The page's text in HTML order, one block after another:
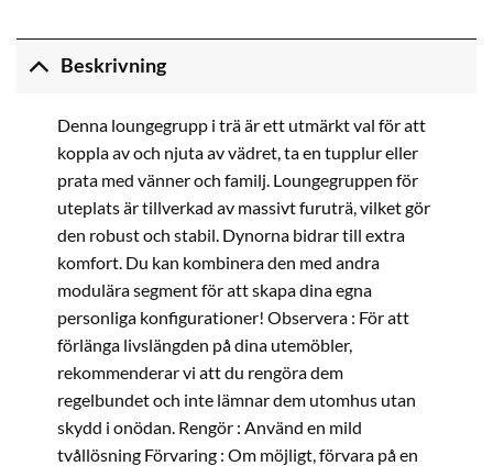
Beskrivning
Denna loungegrupp i trä är ett utmärkt val för att
koppla av och njuta av vädret, ta en tupplur eller
prata med vänner och familj. Loungegruppen för
uteplats är tillverkad av massivt furuträ, vilket gör
den robust och stabil. Dynorna bidrar till extra
komfort. Du kan kombinera den med andra
modulära segment för att skapa dina egna
personliga konfigurationer! Observera : För att
förlänga livslängden på dina utemöbler,
rekommenderar vi att du rengöra dem
regelbundet och inte lämnar dem utomhus utan
skydd i onödan. Rengör : Använd en mild
tvållösning Förvaring : Om möjligt, förvara på en